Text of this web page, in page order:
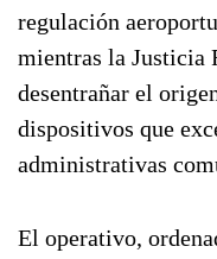
regulación
mientras la Justicia
desentrañar el
dispositivos que
administrativas
El operativo,